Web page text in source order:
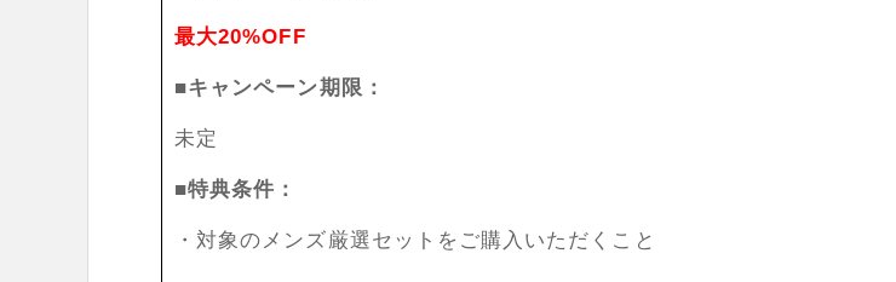
最大20%OFF
■キャンペーン期限：
未定
■特典条件：
・対象のメンズ厳選セットをご購入いただくこと